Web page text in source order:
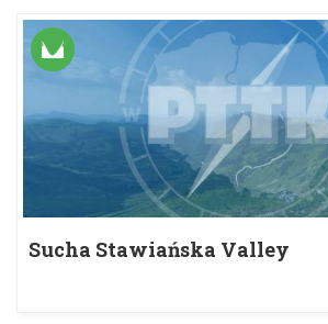
Sucha Stawiańska Valley